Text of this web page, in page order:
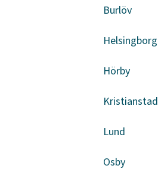
Burlöv
Helsingborg
Hörby
Kristianstad
Lund
Osby